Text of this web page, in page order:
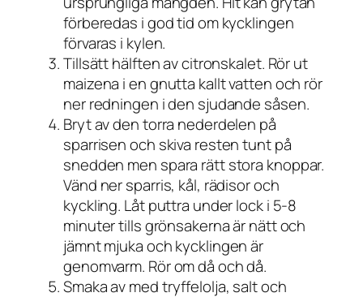
förberedas i god tid om kycklingen
förvaras i kylen.
Tillsätt hälften av citronskalet. Rör ut
maizena i en gnutta kallt vatten och rör
ner redningen i den sjudande såsen.
Bryt av den torra nederdelen på
sparrisen och skiva resten tunt på
snedden men spara rätt stora knoppar.
Vänd ner sparris, kål, rädisor och
kyckling. Låt puttra under lock i 5-8
minuter tills grönsakerna är nätt och
jämnt mjuka och kycklingen är
genomvarm. Rör om då och då.
Smaka av med tryffelolja, salt och